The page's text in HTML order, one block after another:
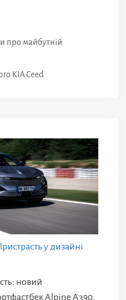
про майбутній
KIA Ceed
у дизайні
новий
Alpine A390.